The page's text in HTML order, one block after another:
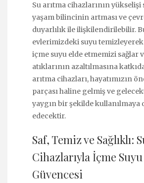
Su arıtma cihazlarının yükselişi
yaşam bilincinin artması ve
duyarlılık ile ilişkilendirilebilir.
evlerimizdeki suyu temizleyerek
içme suyu elde etmemizi sağlar
atıklarının azaltılmasına
arıtma cihazları, hayatımızın
parçası haline gelmiş ve
yaygın bir şekilde kullanılmaya
edecektir.
Saf, Temiz ve Sağlıklı:
Cihazlarıyla İçme Suyu
Güvencesi